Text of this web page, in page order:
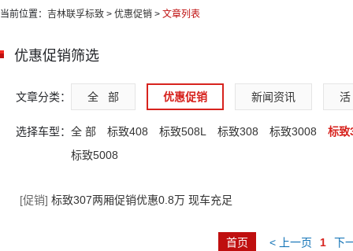
当前位置： 吉林联孚标致 > 优惠促销 > 文章列表
优惠促销筛选
文章分类： 全   部 优惠促销 新闻资讯 活
选择车型： 全 部 标致408 标致508L 标致308 标致3008
标致
标致5008
[促销] 标致307两厢促销优惠0.8万 现车充足
首页 < 上一页 1 下